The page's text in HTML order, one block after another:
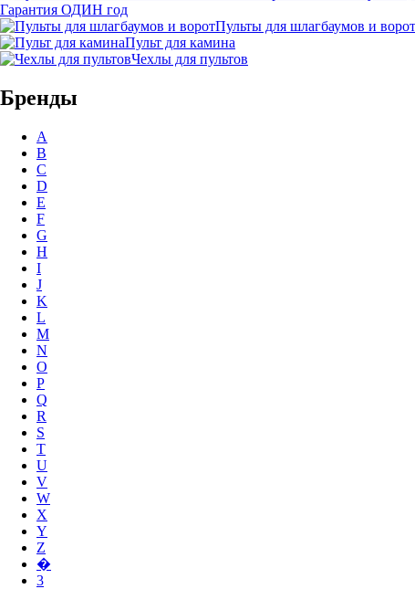
Гарантия ОДИН год
Пульты для шлагбаумов и ворот
Пульт для камина
Чехлы для пультов
Бренды
A
B
C
D
E
F
G
H
I
J
K
L
M
N
O
P
Q
R
S
T
U
V
W
X
Y
Z
�
3